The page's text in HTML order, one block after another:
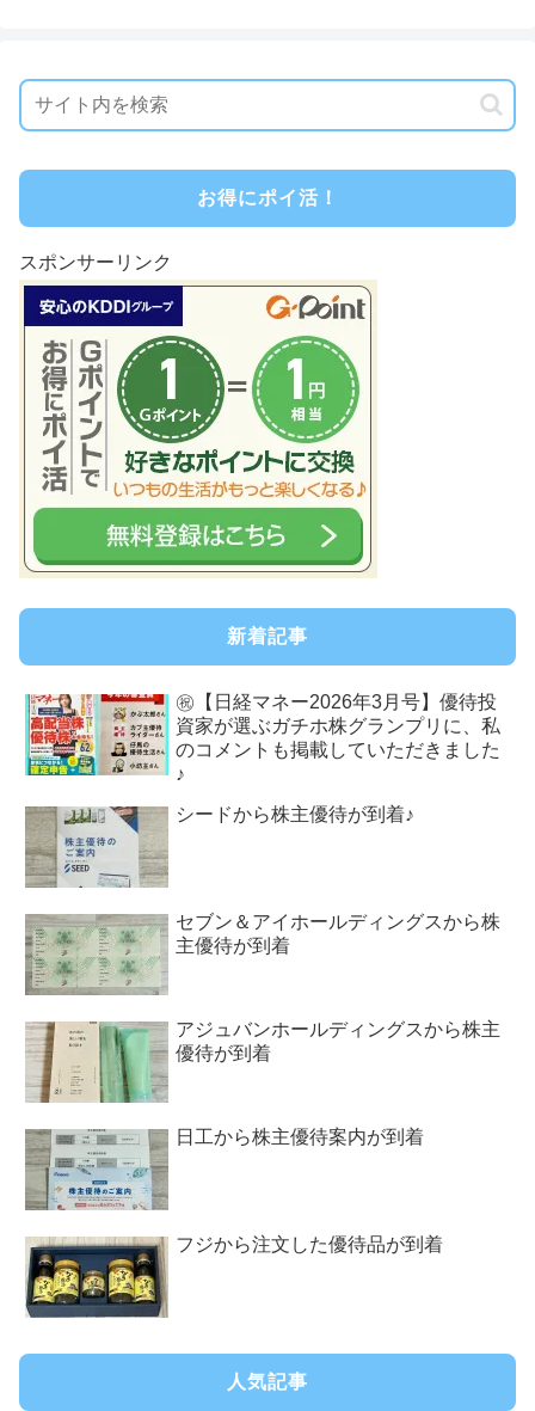
お得にポイ活！
スポンサーリンク
新着記事
㊗【日経マネー2026年3月号】優待投
資家が選ぶガチホ株グランプリに、私
のコメントも掲載していただきました
♪
シードから株主優待が到着♪
セブン＆アイホールディングスから株
主優待が到着
アジュバンホールディングスから株主
優待が到着
日工から株主優待案内が到着
フジから注文した優待品が到着
人気記事